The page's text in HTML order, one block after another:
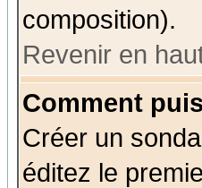
composition).
Revenir en
Comment
Créer un
éditez le